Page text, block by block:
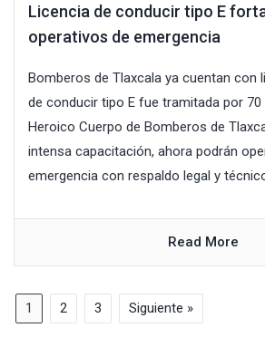
Licencia de conducir tipo E
operativos de emergencia
Bomberos de Tlaxcala ya cuentan con
de conducir tipo E fue tramitada por
Heroico Cuerpo de Bomberos de
intensa capacitación, ahora podrán
emergencia con respaldo legal y
Read More
1 2 3 Siguiente »